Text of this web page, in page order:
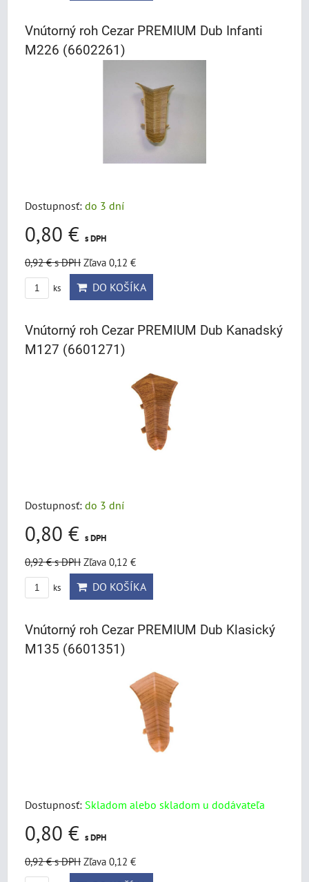
Vnútorný roh Cezar PREMIUM Dub Infanti
M226 (6602261)
Dostupnosť: do 3 dní
0,80 € s DPH
0,92 €s DPH Zľava 0,12 €
ks DO KOŠÍKA
Vnútorný roh Cezar PREMIUM Dub Kanadský
M127 (6601271)
Dostupnosť: do 3 dní
0,80 € s DPH
0,92 €s DPH Zľava 0,12 €
ks DO KOŠÍKA
Vnútorný roh Cezar PREMIUM Dub Klasický
M135 (6601351)
Dostupnosť: Skladom alebo skladom u dodávateľa
0,80 € s DPH
0,92 €s DPH Zľava 0,12 €